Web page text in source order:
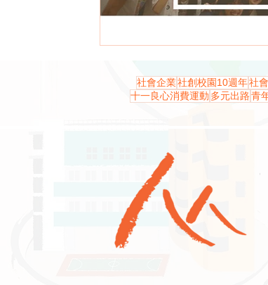
社會企業社創校園10週年社
十一良心消費運動 多元出路青